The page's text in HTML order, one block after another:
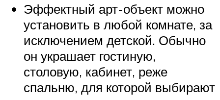
Эффектный арт-объект можно
установить в любой комнате, за
исключением детской. Обычно
он украшает гостиную,
столовую, кабинет, реже
спальню, для которой выбирают